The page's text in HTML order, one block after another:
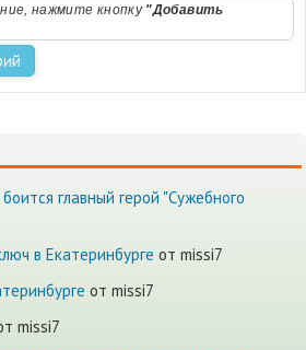
нажмите кнопку "Добавить
главный герой "Сужебного
в Екатеринбурге от missi7
от missi7
missi7